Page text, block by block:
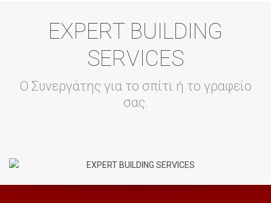
EXPERT BUILDING
SERVICES
Ο Συνεργάτης για το σπίτι ή το γραφείο
σας.